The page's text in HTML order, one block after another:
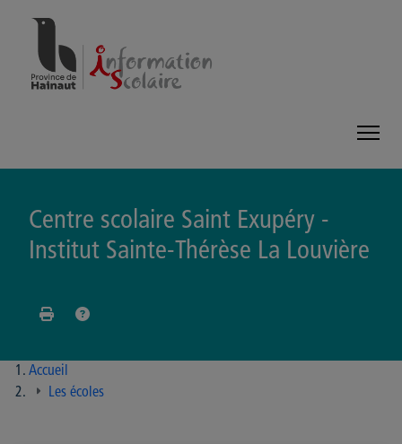
Centre scolaire Saint Exupéry -
Institut Sainte-Thérèse La Louvière
Accueil
Les écoles